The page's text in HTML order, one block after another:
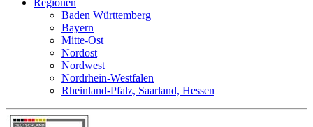
Baden Württemberg
Bayern
Mitte-Ost
Nordost
Nordwest
Nordrhein-Westfalen
Rheinland-Pfalz, Saarland, Hessen